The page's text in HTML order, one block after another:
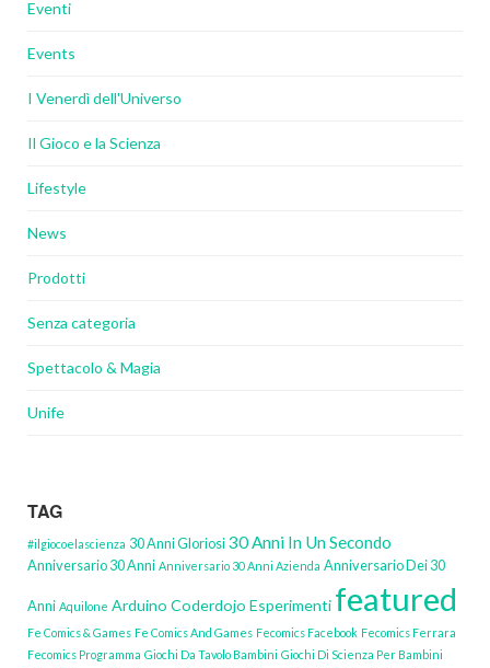
Eventi
Events
I Venerdì dell'Universo
Il Gioco e la Scienza
Lifestyle
News
Prodotti
Senza categoria
Spettacolo & Magia
Unife
TAG
#ilgiocoelascienza 30 Anni Gloriosi30 Anni In Un Secondo
Anniversario 30 Anni Anniversario 30 Anni Azienda Anniversario Dei 30
Anni Aquilone Arduino Coderdojo Esperimenti featured
Fe Comics & Games Fe Comics And Games Fecomics Facebook Fecomics Ferrara
Fecomics Programma Giochi Da Tavolo Bambini Giochi Di Scienza Per Bambini